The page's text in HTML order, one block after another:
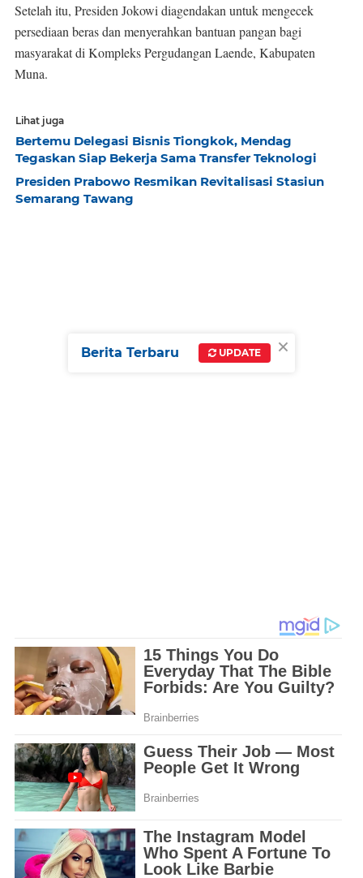
Setelah itu, Presiden Jokowi diagendakan untuk mengecek
persediaan beras dan menyerahkan bantuan pangan bagi
masyarakat di Kompleks Pergudangan Laende, Kabupaten
Muna.
Lihat juga
Bertemu Delegasi Bisnis Tiongkok, Mendag
Tegaskan Siap Bekerja Sama Transfer Teknologi
Presiden Prabowo Resmikan Revitalisasi Stasiun
Semarang Tawang
×
Berita Terbaru UPDATE